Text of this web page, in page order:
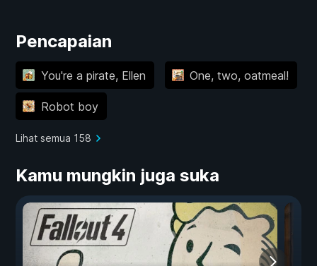
Pencapaian
You're a pirate, Ellen One, two, oatmeal!
Robot boy
Lihat semua 158
Kamu mungkin juga suka